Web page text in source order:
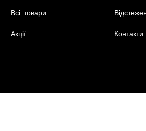
Всі товари
Акції Контакти